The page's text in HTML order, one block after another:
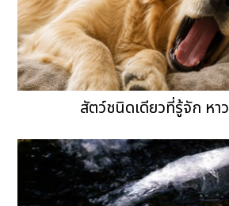
สัตว์ชนิดเดียวที่รู้จัก หา